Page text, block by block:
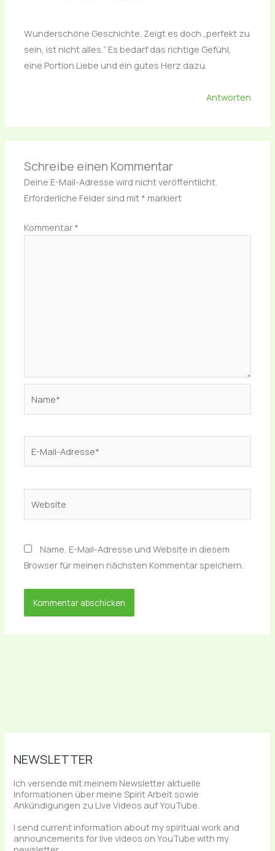
Wunderschöne Geschichte. Zeigt es doch „perfekt zu
sein, ist nicht alles.“ Es bedarf das richtige Gefühl,
eine Portion Liebe und ein gutes Herz dazu.
Antworten
Schreibe einen Kommentar
Deine E-Mail-Adresse wird nicht veröffentlicht.
Erforderliche Felder sind mit * markiert
Kommentar *
Name, E-Mail-Adresse und Website in diesem
Browser für meinen nächsten Kommentar speichern.
NEWSLETTER
Ich versende mit meinem Newsletter aktuelle
Informationen über meine Spirit Arbeit sowie
Ankündigungen zu Live Videos auf YouTube.
I send current information about my spiritual work and
announcements for live videos on YouTube with my